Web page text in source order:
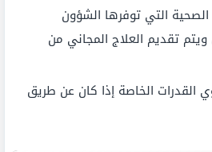
التي توفرها الشؤون
تقديم العلاج المجاني من
القدرات الخاصة إذا كان عن طريق